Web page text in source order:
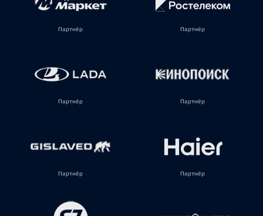
Партнёр Партнёр
Партнёр Партнёр
Партнёр Партнёр